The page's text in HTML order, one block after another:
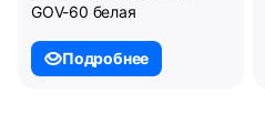
GOV-60 белая
Подробнее